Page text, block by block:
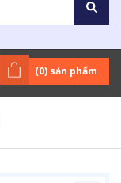
(0) sản phẩm